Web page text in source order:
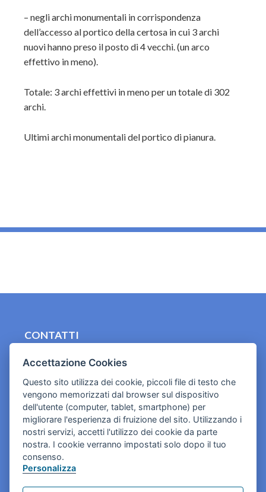
– negli archi monumentali in corrispondenza
dell’accesso al portico della certosa in cui 3 archi
nuovi hanno preso il posto di 4 vecchi. (un arco
effettivo in meno).
Totale: 3 archi effettivi in meno per un totale di 302
archi.
Ultimi archi monumentali del portico di pianura.
CONTATTI
Cookies e informativa privacy
Accettazione Cookies
Questo sito utilizza dei cookie, piccoli file di testo che
vengono memorizzati dal browser sul dispositivo
dell'utente (computer, tablet, smartphone) per
migliorare l'esperienza di fruizione del sito. Utilizzando i
nostri servizi, accetti l'utilizzo dei cookie da parte
nostra. I cookie verranno impostati solo dopo il tuo
consenso.
Personalizza